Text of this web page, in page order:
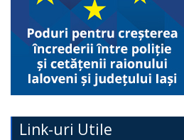
Link-uri Utile